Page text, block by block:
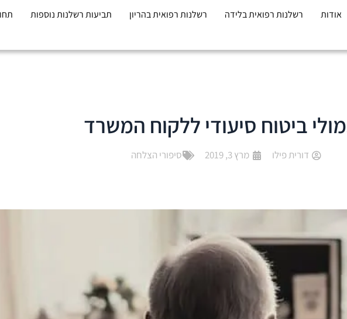
אודות רשלנות רפואית בלידה רשלנות רפואית בהריון תביעות רשלנות נוספות
ביטוח סיעודי ללקוח המשרד
דורית פילו מרץ 3, 2019 סיפורי הצלחה